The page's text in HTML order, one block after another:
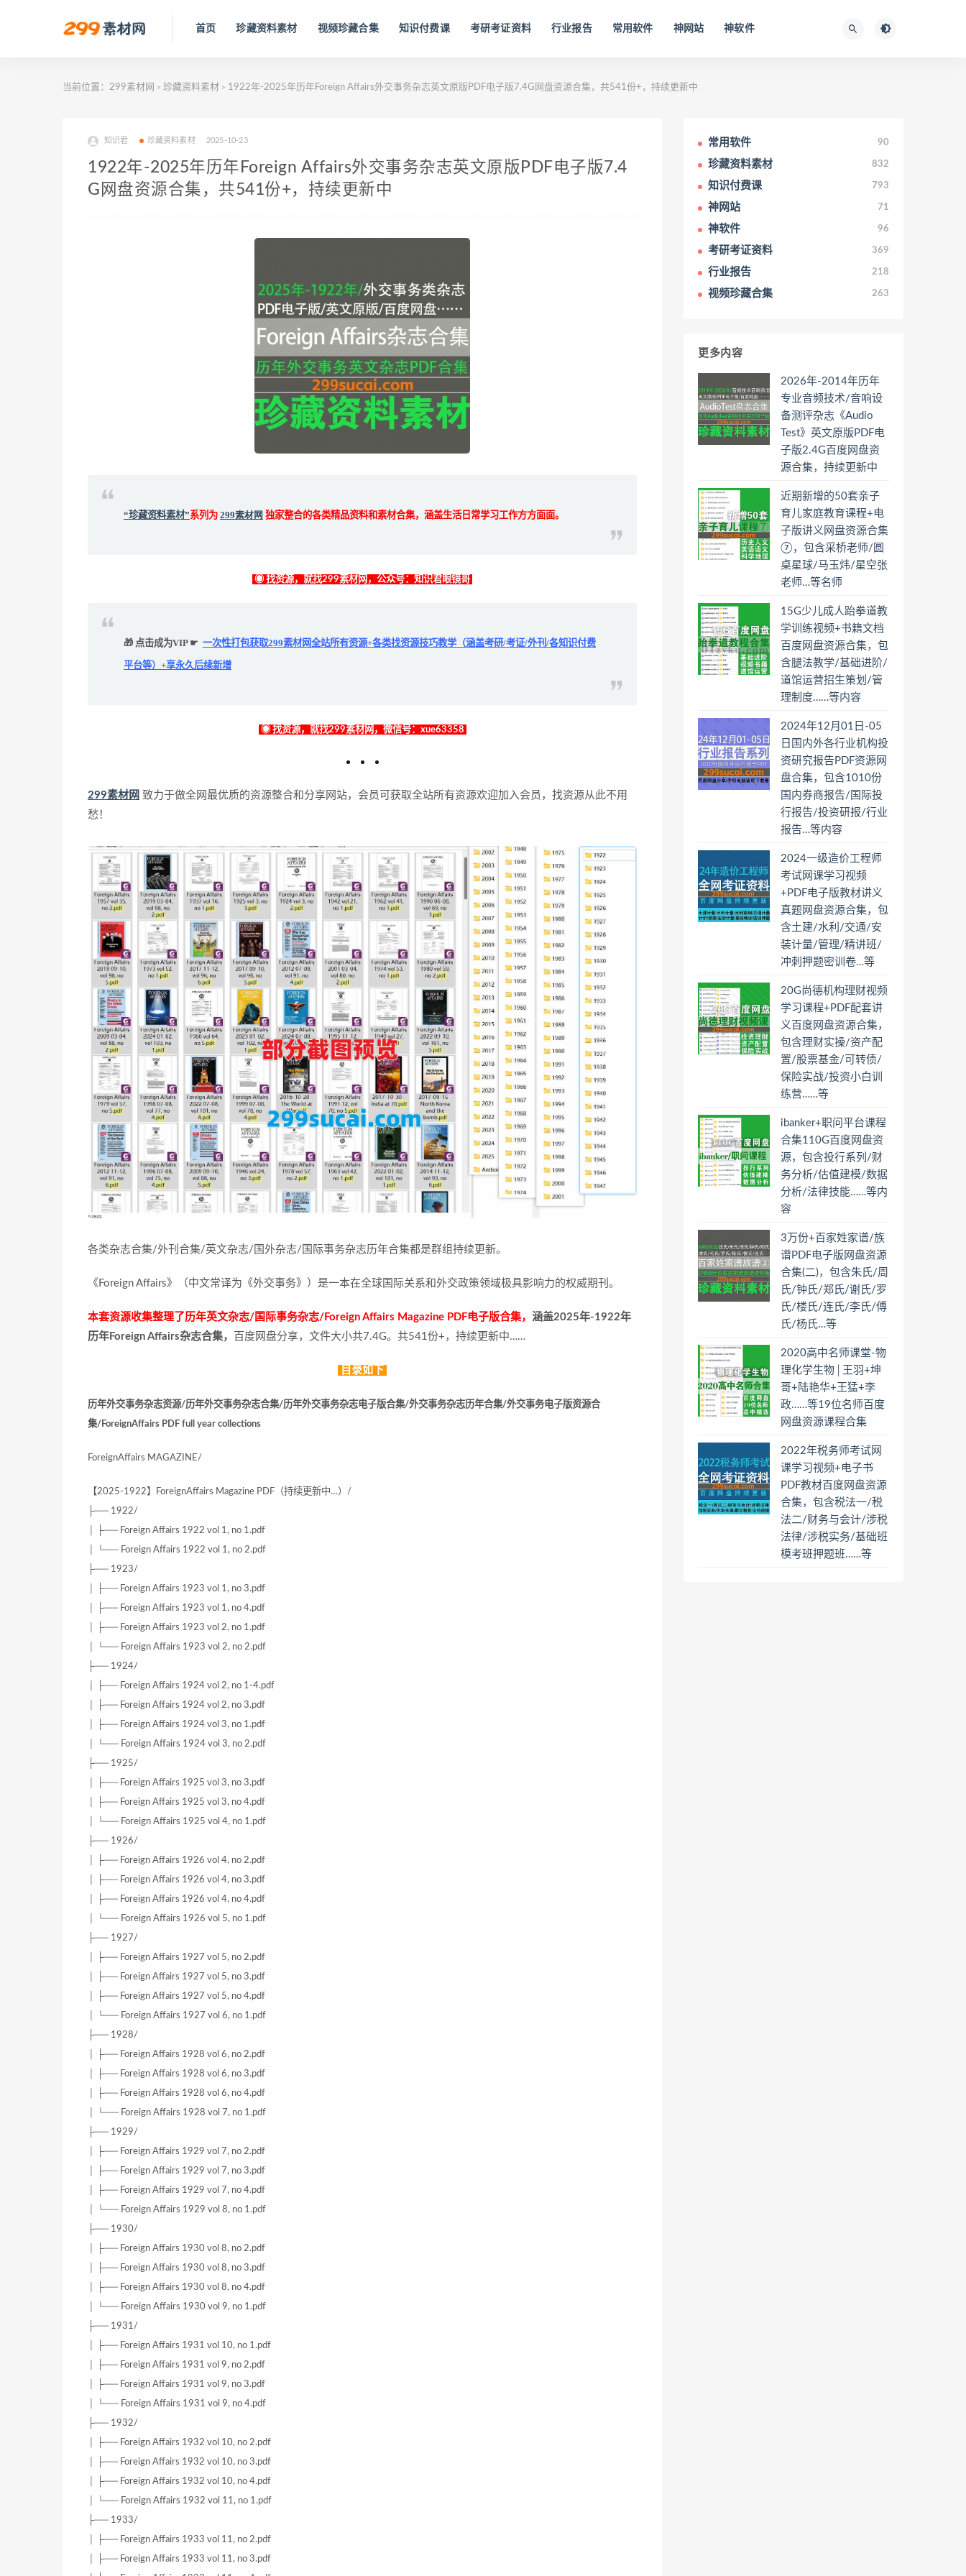
首页 珍藏资料素材 视频珍藏合集 知识付费课 考研考证资料 行业报告 常用软件 神网站 神软件
当前位置： 299素材网 > 珍藏资料素材 > 1922年-2025年历年Foreign Affairs外交事务杂志英文原版PDF电子版7.4G网盘资源合集，共541份+，持续更新中
知识君 珍藏资料素材 2025-10-23
1922年-2025年历年Foreign Affairs外交事务杂志英文原版PDF电子版7.4
G网盘资源合集，共541份+，持续更新中
“珍藏资料素材”系列为 299素材网 独家整合的各类精品资料和素材合集，涵盖生活日常学习工作方方面面。
◉ 找资源，就找299素材网，公众号：知识君眼镜哥
🎁 点击成为VIP ☛ 一次性打包获取299素材网全站所有资源+各类找资源技巧教学（涵盖考研/考证/外刊/各知识付费
平台等）+享永久后续新增
◉ 找资源，就找299素材网，微信号：xue63358
299素材网 致力于做全网最优质的资源整合和分享网站，会员可获取全站所有资源欢迎加入会员，找资源从此不用
愁！
各类杂志合集/外刊合集/英文杂志/国外杂志/国际事务杂志历年合集都是群组持续更新。
《Foreign Affairs》（中文常译为《外交事务》）是一本在全球国际关系和外交政策领域极具影响力的权威期刊。
本套资源收集整理了历年英文杂志/国际事务杂志/Foreign Affairs Magazine PDF电子版合集， 涵盖2025年-1922年
历年Foreign Affairs杂志合集，
百度网盘分享，文件大小共7.4G。共541份+，持续更新中……
目录如下
历年外交事务杂志资源/历年外交事务杂志合集/历年外交事务杂志电子版合集/外交事务杂志历年合集/外交事务电子版资源合
集/ForeignAffairs PDF full year collections
ForeignAffairs MAGAZINE/
【2025-1922】ForeignAffairs Magazine PDF（持续更新中…）/
├── 1922/
│ ├── Foreign Affairs 1922 vol 1, no 1.pdf
│ └── Foreign Affairs 1922 vol 1, no 2.pdf
├── 1923/
│ ├── Foreign Affairs 1923 vol 1, no 3.pdf
│ ├── Foreign Affairs 1923 vol 1, no 4.pdf
│ ├── Foreign Affairs 1923 vol 2, no 1.pdf
│ └── Foreign Affairs 1923 vol 2, no 2.pdf
├── 1924/
│ ├── Foreign Affairs 1924 vol 2, no 1-4.pdf
│ ├── Foreign Affairs 1924 vol 2, no 3.pdf
│ ├── Foreign Affairs 1924 vol 3, no 1.pdf
│ └── Foreign Affairs 1924 vol 3, no 2.pdf
├── 1925/
│ ├── Foreign Affairs 1925 vol 3, no 3.pdf
│ ├── Foreign Affairs 1925 vol 3, no 4.pdf
│ └── Foreign Affairs 1925 vol 4, no 1.pdf
├── 1926/
│ ├── Foreign Affairs 1926 vol 4, no 2.pdf
│ ├── Foreign Affairs 1926 vol 4, no 3.pdf
│ ├── Foreign Affairs 1926 vol 4, no 4.pdf
│ └── Foreign Affairs 1926 vol 5, no 1.pdf
├── 1927/
│ ├── Foreign Affairs 1927 vol 5, no 2.pdf
│ ├── Foreign Affairs 1927 vol 5, no 3.pdf
│ ├── Foreign Affairs 1927 vol 5, no 4.pdf
│ └── Foreign Affairs 1927 vol 6, no 1.pdf
├── 1928/
│ ├── Foreign Affairs 1928 vol 6, no 2.pdf
│ ├── Foreign Affairs 1928 vol 6, no 3.pdf
│ ├── Foreign Affairs 1928 vol 6, no 4.pdf
│ └── Foreign Affairs 1928 vol 7, no 1.pdf
├── 1929/
│ ├── Foreign Affairs 1929 vol 7, no 2.pdf
│ ├── Foreign Affairs 1929 vol 7, no 3.pdf
│ ├── Foreign Affairs 1929 vol 7, no 4.pdf
│ └── Foreign Affairs 1929 vol 8, no 1.pdf
├── 1930/
│ ├── Foreign Affairs 1930 vol 8, no 2.pdf
│ ├── Foreign Affairs 1930 vol 8, no 3.pdf
│ ├── Foreign Affairs 1930 vol 8, no 4.pdf
│ └── Foreign Affairs 1930 vol 9, no 1.pdf
├── 1931/
│ ├── Foreign Affairs 1931 vol 10, no 1.pdf
│ ├── Foreign Affairs 1931 vol 9, no 2.pdf
│ ├── Foreign Affairs 1931 vol 9, no 3.pdf
│ └── Foreign Affairs 1931 vol 9, no 4.pdf
├── 1932/
│ ├── Foreign Affairs 1932 vol 10, no 2.pdf
│ ├── Foreign Affairs 1932 vol 10, no 3.pdf
│ ├── Foreign Affairs 1932 vol 10, no 4.pdf
│ └── Foreign Affairs 1932 vol 11, no 1.pdf
├── 1933/
│ ├── Foreign Affairs 1933 vol 11, no 2.pdf
│ ├── Foreign Affairs 1933 vol 11, no 3.pdf
常用软件 90
珍藏资料素材 832
知识付费课 793
神网站 71
神软件 96
考研考证资料 369
行业报告 218
视频珍藏合集 263
更多内容
2026年-2014年历年
专业音频技术/音响设
备测评杂志《Audio
Test》英文原版PDF电
子版2.4G百度网盘资
源合集，持续更新中
近期新增的50套亲子
育儿家庭教育课程+电
子版讲义网盘资源合集
⑦，包含采桥老师/圆
桌星球/马玉炜/星空张
老师…等名师
15G少儿成人跆拳道教
学训练视频+书籍文档
百度网盘资源合集，包
含腿法教学/基础进阶/
道馆运营招生策划/管
理制度……等内容
2024年12月01日-05
日国内外各行业机构投
资研究报告PDF资源网
盘合集，包含1010份
国内券商报告/国际投
行报告/投资研报/行业
报告…等内容
2024一级造价工程师
考试网课学习视频
+PDF电子版教材讲义
真题网盘资源合集，包
含土建/水利/交通/安
装计量/管理/精讲班/
冲刺押题密训卷…等
20G尚德机构理财视频
学习课程+PDF配套讲
义百度网盘资源合集，
包含理财实操/资产配
置/股票基金/可转债/
保险实战/投资小白训
练营……等
ibanker+职问平台课程
合集110G百度网盘资
源，包含投行系列/财
务分析/估值建模/数据
分析/法律技能……等内
容
3万份+百家姓家谱/族
谱PDF电子版网盘资源
合集(二)，包含朱氏/周
氏/钟氏/郑氏/谢氏/罗
氏/楼氏/连氏/李氏/傅
氏/杨氏…等
2020高中名师课堂-物
理化学生物│王羽+坤
哥+陆艳华+王猛+李
政……等19位名师百度
网盘资源课程合集
2022年税务师考试网
课学习视频+电子书
PDF教材百度网盘资源
合集，包含税法一/税
法二/财务与会计/涉税
法律/涉税实务/基础班
模考班押题班……等